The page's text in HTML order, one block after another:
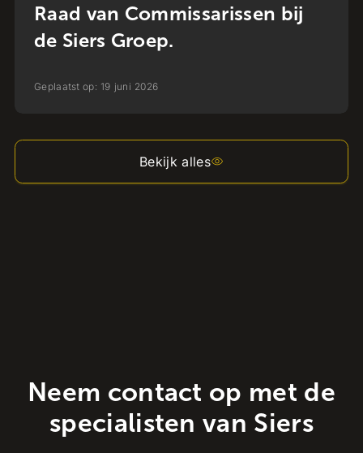
Raad van Commissarissen bij
de Siers Groep.
Geplaatst op: 19 juni 2026
Bekijk alles
Neem contact op met de
specialisten van Siers